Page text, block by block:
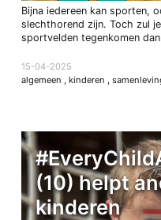
Bijna iedereen kan sporten,
slechthorend zijn. Toch zul
sportvelden tegenkomen
15-04-2025
algemeen , kinderen ,
(10) helpt
kinderen